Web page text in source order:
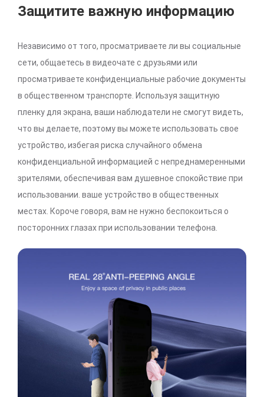
Защитите важную информацию
Независимо от того, просматриваете ли вы социальные
сети, общаетесь в видеочате с друзьями или
просматриваете конфиденциальные рабочие документы
в общественном транспорте. Используя защитную
пленку для экрана, ваши наблюдатели не смогут видеть,
что вы делаете, поэтому вы можете использовать свое
устройство, избегая риска случайного обмена
конфиденциальной информацией с непреднамеренными
зрителями, обеспечивая вам душевное спокойствие при
использовании. ваше устройство в общественных
местах. Короче говоря, вам не нужно беспокоиться о
посторонних глазах при использовании телефона.